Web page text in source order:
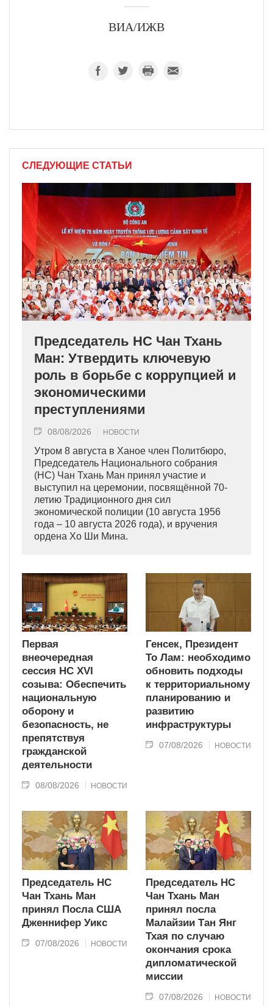
ВИА/ИЖВ
СЛЕДУЮЩИЕ СТАТЬИ
Председатель НС Чан Тхань
Ман: Утвердить ключевую
роль в борьбе с коррупцией и
экономическими
преступлениями
08/08/2026 НОВОСТИ
Утром 8 августа в Ханое член Политбюро,
Председатель Национального собрания
(НС) Чан Тхань Ман принял участие и
выступил на церемонии, посвящённой 70-
летию Традиционного дня сил
экономической полиции (10 августа 1956
года – 10 августа 2026 года), и вручения
ордена Хо Ши Мина.
Первая
внеочередная
сессия НС XVI
созыва: Обеспечить
национальную
оборону и
безопасность, не
препятствуя
гражданской
деятельности
08/08/2026 НОВОСТИ
Генсек, Президент
То Лам: необходимо
обновить подходы
к территориальному
планированию и
развитию
инфраструктуры
07/08/2026 НОВОСТИ
Председатель НС
Чан Тхань Ман
принял Посла США
Дженнифер Уикс
07/08/2026 НОВОСТИ
Председатель НС
Чан Тхань Ман
принял посла
Малайзии Тан Янг
Тхая по случаю
окончания срока
дипломатической
миссии
07/08/2026 НОВОСТИ